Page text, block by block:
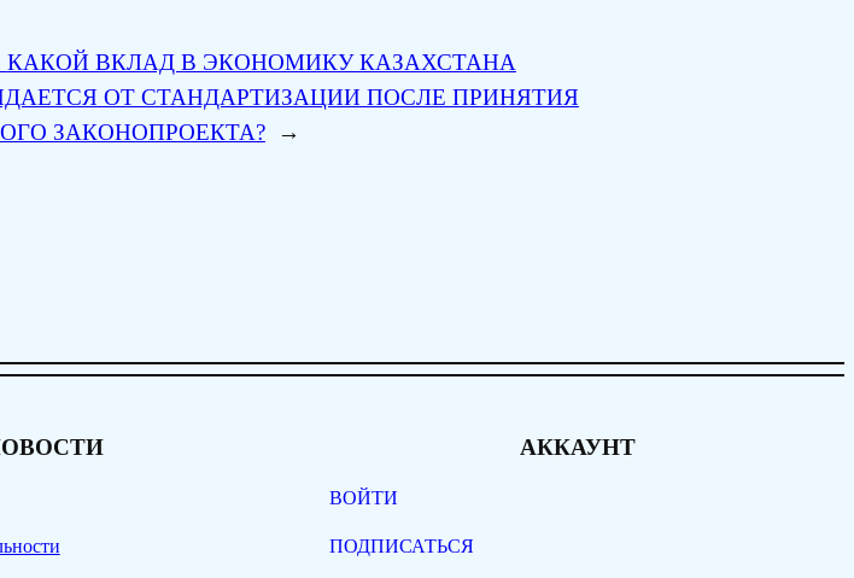
КАКОЙ ВКЛАД В ЭКОНОМИКУ КАЗАХСТАНА
ОТ СТАНДАРТИЗАЦИИ ПОСЛЕ ПРИНЯТИЯ
ЗАКОНОПРОЕКТА?
→
АККАУНТ
ВОЙТИ
ПОДПИСАТЬСЯ